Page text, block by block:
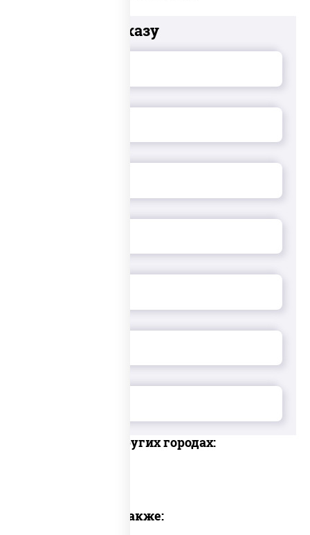
Добавьте к заказу
Доставка в других городах:
Предлагаем также: